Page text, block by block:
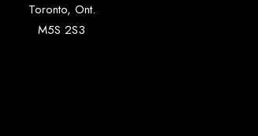
Toronto, Ont.
M5S 2S3